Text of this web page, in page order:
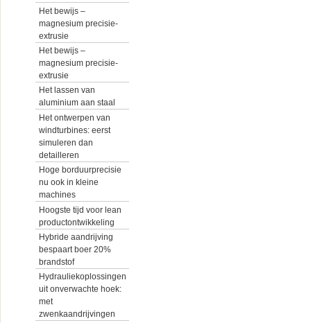
Het bewijs –
magnesium precisie-
extrusie
Het bewijs –
magnesium precisie-
extrusie
Het lassen van
aluminium aan staal
Het ontwerpen van
windturbines: eerst
simuleren dan
detailleren
Hoge borduurprecisie
nu ook in kleine
machines
Hoogste tijd voor lean
productontwikkeling
Hybride aandrijving
bespaart boer 20%
brandstof
Hydrauliekoplossingen
uit onverwachte hoek:
met
zwenkaandrijvingen